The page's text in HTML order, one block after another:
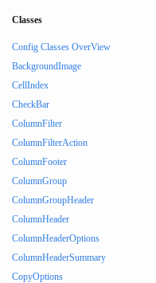
Classes
Config Classes OverView
BackgroundImage
CellIndex
CheckBar
ColumnFilter
ColumnFilterAction
ColumnFooter
ColumnGroup
ColumnGroupHeader
ColumnHeader
ColumnHeaderOptions
ColumnHeaderSummary
CopyOptions